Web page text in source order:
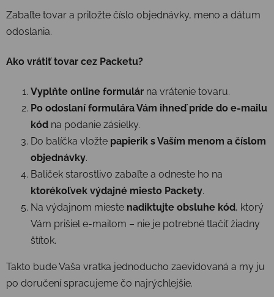
Zabaľte tovar a priložte číslo objednávky, meno a dátum
odoslania.
Ako vrátiť tovar cez Packetu?
Vyplňte online formulár na vrátenie tovaru.
Po odoslaní formulára Vám ihneď príde do e-mailu
kód na podanie zásielky.
Do balíčka vložte papierik s Vaším menom a číslom
objednávky.
Balíček starostlivo zabaľte a odneste ho na
ktorékoľvek výdajné miesto Packety.
Na výdajnom mieste nadiktujte obsluhe kód, ktorý
Vám prišiel e-mailom – nie je potrebné tlačiť žiadny
štítok.
Takto bude Vaša vratka jednoducho zaevidovaná a my ju
po doručení spracujeme čo najrýchlejšie.